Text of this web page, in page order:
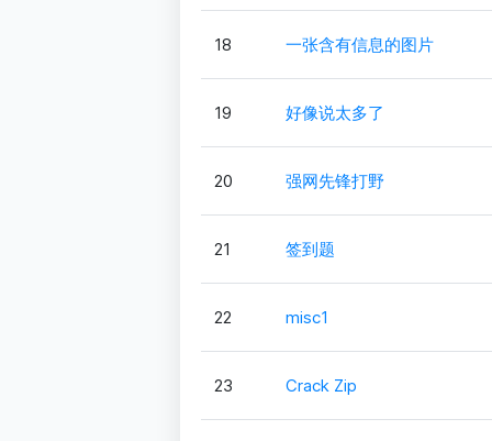
18 一张含有信息的图片
19 好像说太多了
20 强网先锋打野
21 签到题
22 misc1
23 Crack Zip